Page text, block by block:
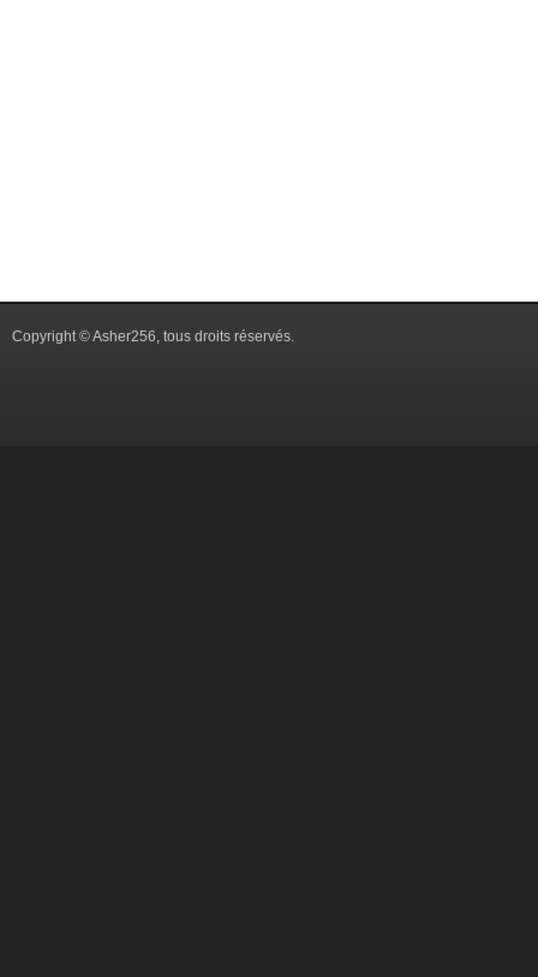
Copyright © Asher256, tous droits réservés.